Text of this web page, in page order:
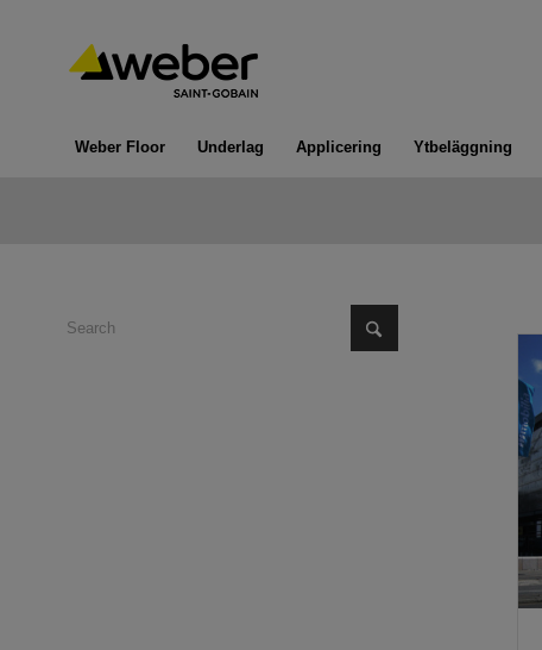
Weber Floor Underlag Applicering Ytbeläggning